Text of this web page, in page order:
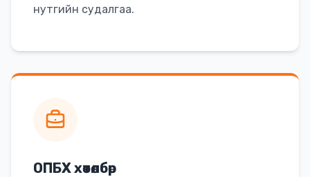
нутгийн судалгаа.
ОПБХ хөтөлбөр